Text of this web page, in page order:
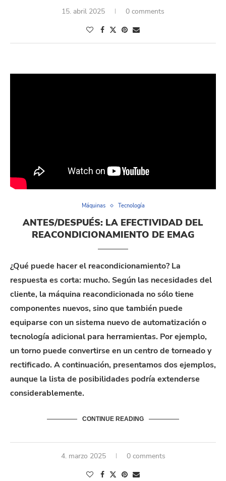
15. abril 2025 0 comments
Máquinas Tecnología
ANTES/DESPUÉS: LA EFECTIVIDAD DEL
REACONDICIONAMIENTO DE EMAG
¿Qué puede hacer el reacondicionamiento? La
respuesta es corta: mucho. Según las necesidades del
cliente, la máquina reacondicionada no sólo tiene
componentes nuevos, sino que también puede
equiparse con un sistema nuevo de automatización o
tecnología adicional para herramientas. Por ejemplo,
un torno puede convertirse en un centro de torneado y
rectificado. A continuación, presentamos dos ejemplos,
aunque la lista de posibilidades podría extenderse
considerablemente.
CONTINUE READING
4. marzo 2025 0 comments